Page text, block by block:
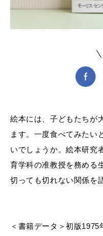
絵本には、子どもたちが
ます。一度食べてみたい
いでしょうか。絵本研究
育学科の准教授を務める
切っても切れない関係を
＜書籍データ＞初版1975